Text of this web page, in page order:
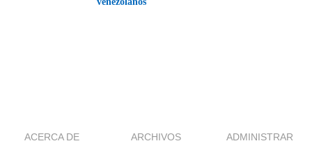
ACERCA DE ARCHIVOS ADMINISTRAR